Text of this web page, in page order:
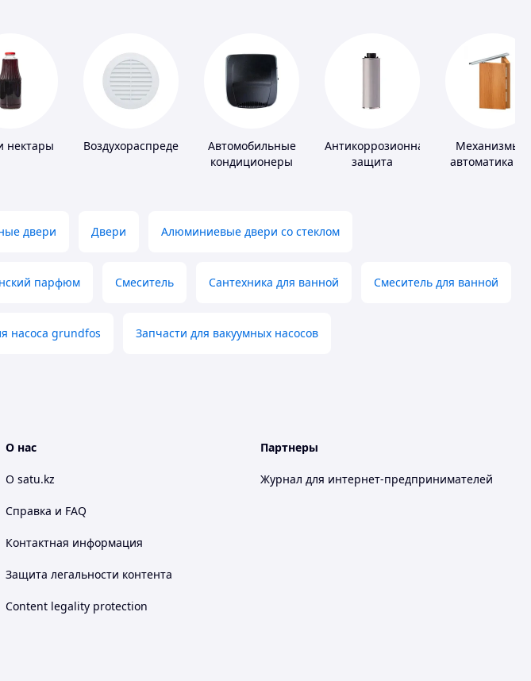
нектары ВоздухораспределителиАвтомобильные
кондиционеры
Антикоррозионная
защита
Механизмы и
автоматика
двери Двери Алюминиевые двери со стеклом
парфюм Смеситель Сантехника для ванной Смеситель для ванной
насоса grundfos Запчасти для вакуумных насосов
О нас
О satu.kz
Справка и FAQ
Контактная информация
Защита легальности контента
Content legality protection
Партнеры
Журнал для интернет-предпринимателей